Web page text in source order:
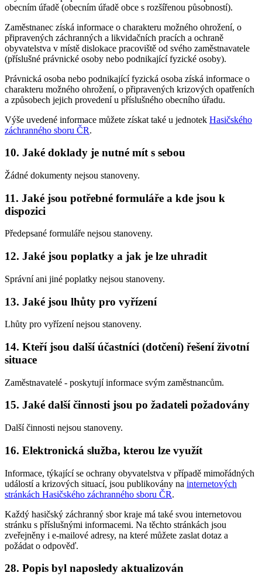
obecním úřadě (obecním úřadě obce s rozšířenou působností).
Zaměstnanec získá informace o charakteru možného ohrožení, o
připravených záchranných a likvidačních pracích a ochraně
obyvatelstva v místě dislokace pracoviště od svého zaměstnavatele
(příslušné právnické osoby nebo podnikající fyzické osoby).
Právnická osoba nebo podnikající fyzická osoba získá informace o
charakteru možného ohrožení, o připravených krizových opatřeních
a způsobech jejich provedení u příslušného obecního úřadu.
Výše uvedené informace můžete získat také u jednotek Hasičského
záchranného sboru ČR.
10. Jaké doklady je nutné mít s sebou
Žádné dokumenty nejsou stanoveny.
11. Jaké jsou potřebné formuláře a kde jsou k
dispozici
Předepsané formuláře nejsou stanoveny.
12. Jaké jsou poplatky a jak je lze uhradit
Správní ani jiné poplatky nejsou stanoveny.
13. Jaké jsou lhůty pro vyřízení
Lhůty pro vyřízení nejsou stanoveny.
14. Kteří jsou další účastníci (dotčení) řešení životní
situace
Zaměstnavatelé - poskytují informace svým zaměstnancům.
15. Jaké další činnosti jsou po žadateli požadovány
Další činnosti nejsou stanoveny.
16. Elektronická služba, kterou lze využít
Informace, týkající se ochrany obyvatelstva v případě mimořádných
událostí a krizových situací, jsou publikovány na internetových
stránkách Hasičského záchranného sboru ČR.
Každý hasičský záchranný sbor kraje má také svou internetovou
stránku s příslušnými informacemi. Na těchto stránkách jsou
zveřejněny i e-mailové adresy, na které můžete zaslat dotaz a
požádat o odpověď.
28. Popis byl naposledy aktualizován